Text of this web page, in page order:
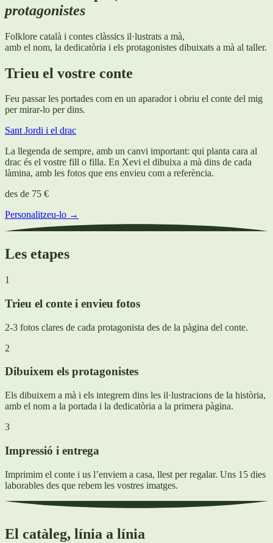
protagonistes
Folklore català i contes clàssics il·lustrats a mà,
amb el nom, la dedicatòria i els protagonistes dibuixats a mà al taller.
Trieu el vostre conte
Feu passar les portades com en un aparador i obriu el conte del mig
per mirar-lo per dins.
Sant Jordi i el drac
La llegenda de sempre, amb un canvi important: qui planta cara al
drac és el vostre fill o filla. En Xevi el dibuixa a mà dins de cada
làmina, amb les fotos que ens envieu com a referència.
des de 75 €
Personalitzeu-lo →
Les etapes
1
Trieu el conte i envieu fotos
2-3 fotos clares de cada protagonista des de la pàgina del conte.
2
Dibuixem els protagonistes
Els dibuixem a mà i els integrem dins les il·lustracions de la història,
amb el nom a la portada i la dedicatòria a la primera pàgina.
3
Impressió i entrega
Imprimim el conte i us l’enviem a casa, llest per regalar. Uns 15 dies
laborables des que rebem les vostres imatges.
El catàleg, línia a línia